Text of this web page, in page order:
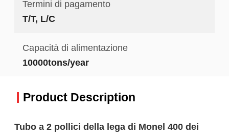
Termini di pagamento
T/T, L/C
Capacità di alimentazione
10000tons/year
Product Description
Tubo a 2 pollici della lega di Monel 400 dei